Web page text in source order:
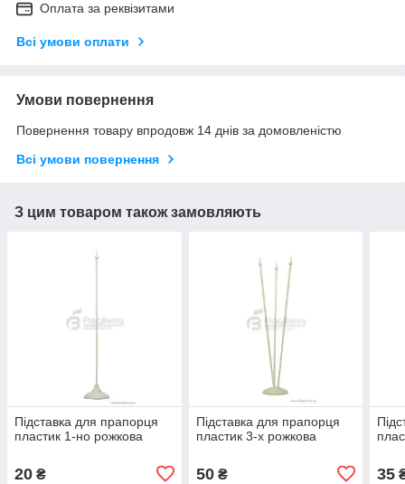
Оплата за реквізитами
Всі умови оплати
Умови повернення
Повернення товару впродовж 14 днів за домовленістю
Всі умови повернення
З цим товаром також замовляють
Підставка для прапорця
пластик 1-но рожкова
20 ₴
Підставка для прапорця
пластик 3-х рожкова
50₴ 35